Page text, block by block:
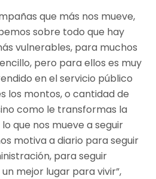
que más nos mueve,
sobre todo que hay
vulnerables, para muchos
pero para ellos es muy
en el servicio público
los montos, o cantidad de
como le transformas la
que nos mueve a seguir
motiva a diario para seguir
para seguir
mejor lugar para vivir”,